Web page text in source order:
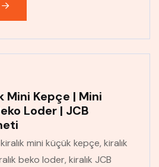
Mini Kepçe | Mini
Loder | JCB
mini küçük kepçe, kiralık
beko loder, kiralık JCB